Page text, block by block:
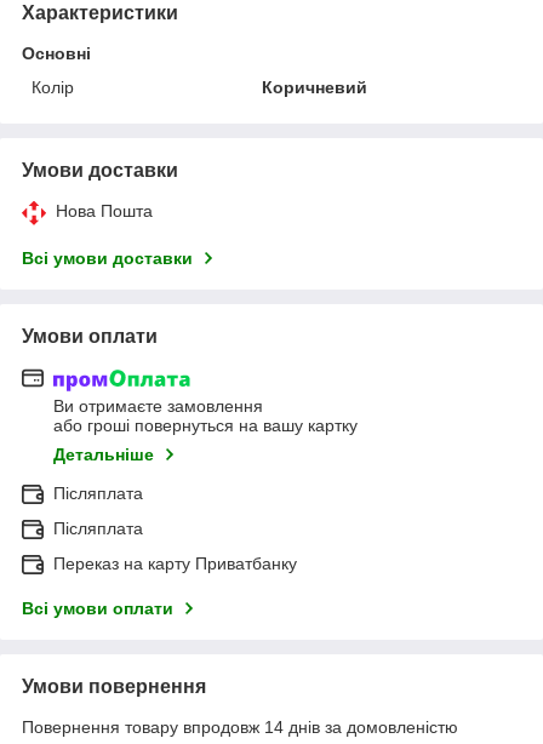
Характеристики
Основні
Колір
Коричневий
Умови доставки
Нова Пошта
Всі умови доставки
Умови оплати
Ви отримаєте замовлення
або гроші повернуться на вашу картку
Детальніше
Післяплата
Післяплата
Переказ на карту Приватбанку
Всі умови оплати
Умови повернення
Повернення товару впродовж 14 днів за домовленістю